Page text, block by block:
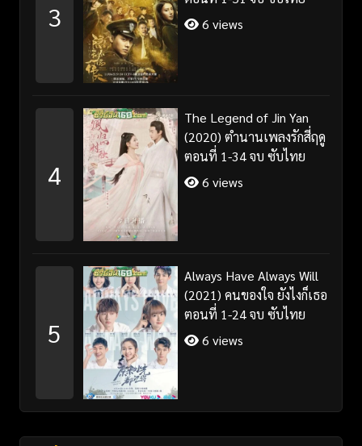
3
6 views
4
The Legend of Jin Yan
(2020) ตำนานเพลงรักสี่ฤดู
ตอนที่ 1-34 จบ ซับไทย
6 views
5
Always Have Always Will
(2021) คนของใจ ยังไงก็เธอ
ตอนที่ 1-24 จบ ซับไทย
6 views